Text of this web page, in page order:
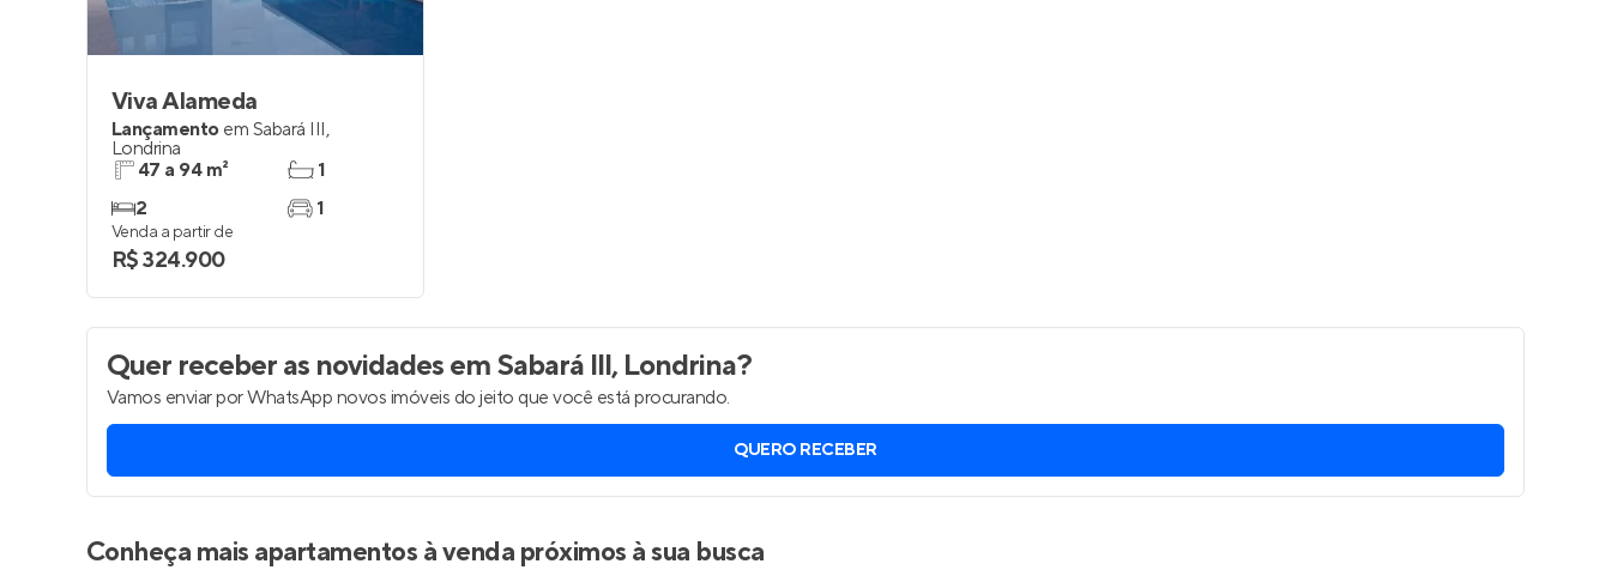
Viva Alameda
Lançamento em Sabará III,
Londrina
47 a 94 m²
2
1
1
Venda a partir de
R$ 324.900
Quer receber as novidadesem Sabará III, Londrina?
Vamos enviar por WhatsApp novos imóveis do jeito que você está procurando.
QUERO RECEBER
Conheça mais apartamentos à venda próximos à sua busca